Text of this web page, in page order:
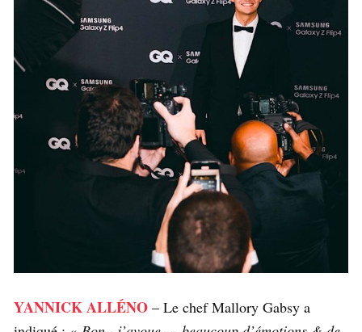
YANNICK ALLÉNO – Le chef Mallory Gabsy a